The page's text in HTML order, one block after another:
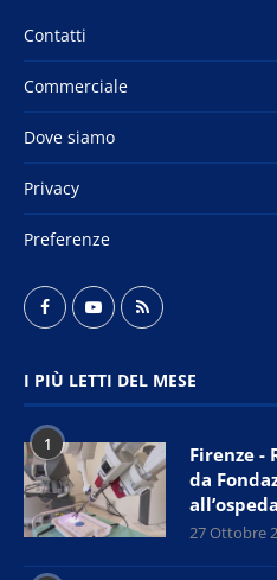
Contatti
Commerciale
Dove siamo
Privacy
Preferenze
I PIÙ LETTI DEL MESE
1
Firenze -
da
27 Ottobre